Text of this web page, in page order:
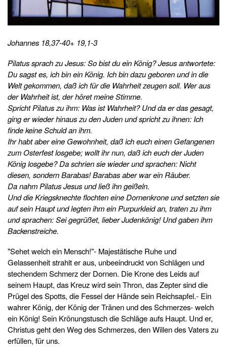
Johannes 18,37-40+ 19,1-3
Pilatus sprach zu Jesus: So bist du ein König? Jesus antwortete:
Du sagst es, ich bin ein König. Ich bin dazu geboren und in die
Welt gekommen, daß ich für die Wahrheit zeugen soll. Wer aus
der Wahrheit ist, der höret meine Stimme.
Spricht Pilatus zu ihm: Was ist Wahrheit? Und da er das gesagt,
ging er wieder hinaus zu den Juden und spricht zu ihnen: Ich
finde keine Schuld an ihm.
Ihr habt aber eine Gewohnheit, daß ich euch einen Gefangenen
zum Osterfest losgebe; wollt ihr nun, daß ich euch der Juden
König losgebe? Da schrien sie wieder und sprachen: Nicht
diesen, sondern Barabas! Barabas aber war ein Räuber.
Da nahm Pilatus Jesus und ließ ihn geißeln.
Und die Kriegsknechte flochten eine Dornenkrone und setzten sie
auf sein Haupt und legten ihm ein Purpurkleid an, traten zu ihm
und sprachen: Sei gegrüßet, lieber Judenkönig! Und gaben ihm
Backenstreiche.
"Sehet welch ein Mensch!"- Majestätische Ruhe und
Gelassenheit strahlt er aus, unbeeindruckt von Schlägen und
stechendem Schmerz der Dornen. Die Krone des Leids auf
seinem Haupt, das Kreuz wird sein Thron, das Zepter sind die
Prügel des Spotts, die Fessel der Hände sein Reichsapfel.- Ein
wahrer König, der König der Tränen und des Schmerzes- welch
ein König! Sein Krönungstusch die Schläge aufs Haupt. Und er,
Christus geht den Weg des Schmerzes, den Willen des Vaters zu
erfüllen, für uns.